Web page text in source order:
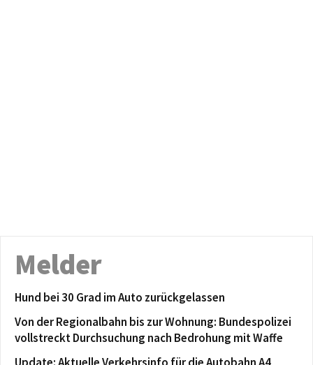
Melder
Hund bei 30 Grad im Auto zurückgelassen
Von der Regionalbahn bis zur Wohnung: Bundespolizei
vollstreckt Durchsuchung nach Bedrohung mit Waffe
Update: Aktuelle Verkehrsinfo für die Autobahn A4